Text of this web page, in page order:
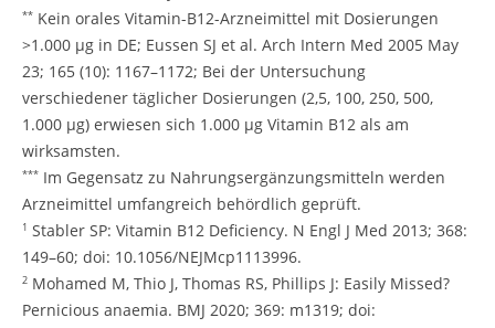
** Kein orales Vitamin-B12-Arzneimittel mit Dosierungen
>1.000 μg in DE; Eussen SJ et al. Arch Intern Med 2005 May
23; 165 (10): 1167–1172; Bei der Untersuchung
verschiedener täglicher Dosierungen (2,5, 100, 250, 500,
1.000 μg) erwiesen sich 1.000 μg Vitamin B12 als am
wirksamsten.
*** Im Gegensatz zu Nahrungsergänzungsmitteln werden
Arzneimittel umfangreich behördlich geprüft.
1 Stabler SP: Vitamin B12 Deficiency. N Engl J Med 2013; 368:
149–60; doi: 10.1056/NEJMcp1113996.
2 Mohamed M, Thio J, Thomas RS, Phillips J: Easily Missed?
Pernicious anaemia. BMJ 2020; 369: m1319; doi: